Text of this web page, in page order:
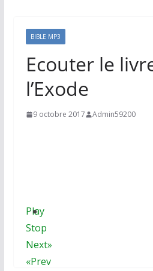
BIBLE MP3
Ecouter le
l’Exode
9 octobre 2017 Admin59200
Play
Stop
Next»
«Prev